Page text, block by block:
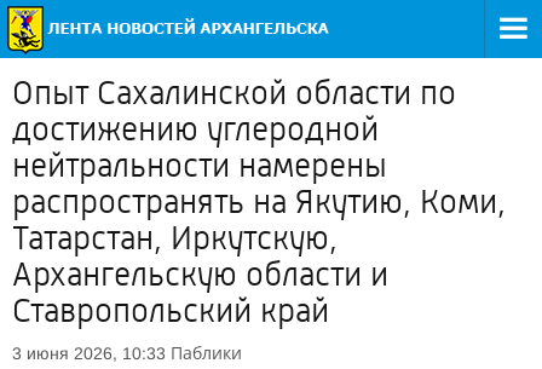
Опыт Сахалинской области по
достижению углеродной
нейтральности намерены
распространять на Якутию, Коми,
Татарстан, Иркутскую,
Архангельскую области и
Ставропольский край
3 июня 2026, 10:33 Паблики